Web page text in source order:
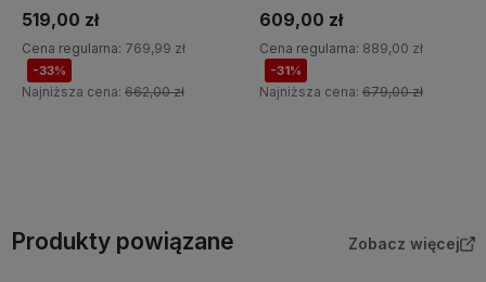
519,00 zł
Cena regularna: 769,99 zł
-33%
Najniższa cena: 662,00 zł
609,00 zł
Cena regularna: 889,00 zł
-31%
Najniższa cena: 679,00 zł
Produkty powiązane Zobacz więcej